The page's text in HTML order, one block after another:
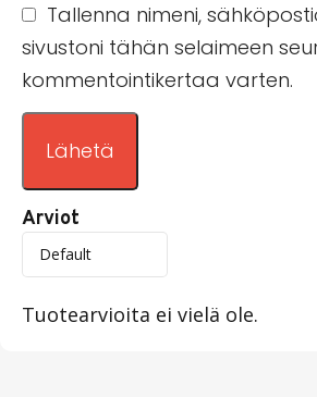
Arviot
Tuotearvioita ei vielä ole.
Tallenna nimeni,
sivustoni tähän selaimeen
kommentointikertaa varten.